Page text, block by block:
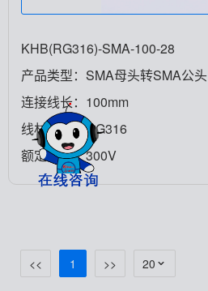
KHB(RG316)-SMA-100-28
产品类型：SMA母头转SMA公头
连接线长：100mm
线材类型：RG316
额定电压：300V
<< 1 >> 20